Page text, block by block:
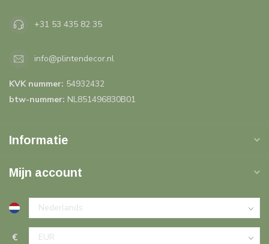
+31 53 435 82 35
info@plintendecor.nl
KVK nummer: 54932432
btw-nummer: NL851496830B01
Informatie
Mijn account
€